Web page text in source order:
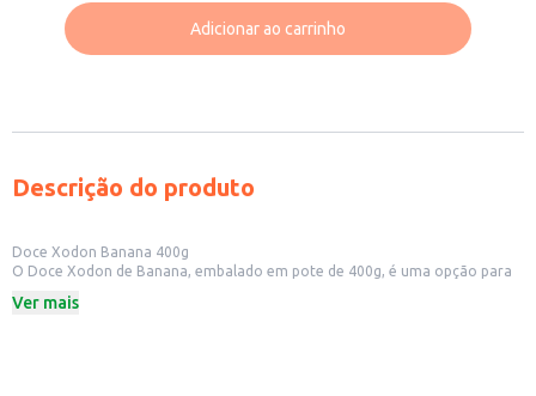
Adicionar ao carrinho
Descrição do produto
Doce Xodon Banana 400g
O Doce Xodon de Banana, embalado em pote de 400g, é uma opção para
da banana em diversas preparações ou para consumo direto.
Ver mais